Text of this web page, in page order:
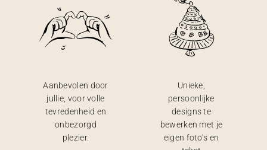
Aanbevolen door
jullie, voor volle
tevredenheid en
onbezorgd
plezier.
Unieke,
persoonlijke
designs te
bewerken met je
eigen foto’s en